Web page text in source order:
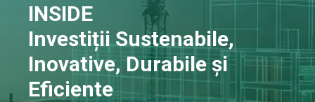
INSIDE
Investiții Sustenabile,
Inovative, Durabile și
Eficiente